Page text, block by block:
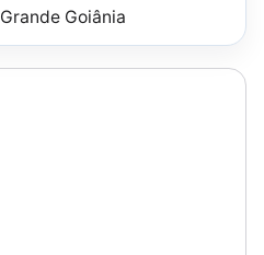
Grande Goiânia